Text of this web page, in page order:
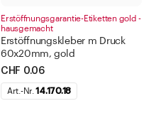
Erstöffnungsgarantie-Etiketten gold -
hausgemacht
Erstöffnungskleber m Druck
60x20mm, gold
CHF 0.06
Art.-Nr.14.170.18